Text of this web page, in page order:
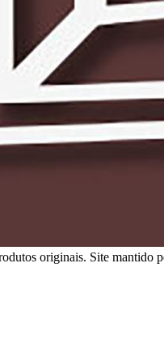
originais. Site mantido